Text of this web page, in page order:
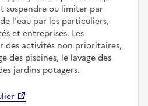
suspendre ou limiter par
l'eau par les particuliers,
et entreprises. Les
des activités non prioritaires,
des piscines, le lavage des
jardins potagers.